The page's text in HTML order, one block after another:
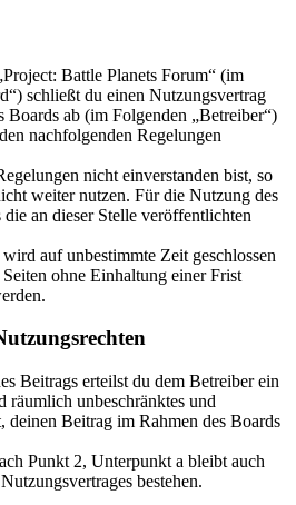
Battle Planets Forum“ (im
schließt du einen Nutzungsvertrag
Boards ab (im Folgenden „Betreiber“)
nachfolgenden Regelungen
nicht einverstanden bist, so
weiter nutzen. Für die Nutzung des
an dieser Stelle veröffentlichten
auf unbestimmte Zeit geschlossen
ohne Einhaltung einer Frist
Beitrags erteilst du dem Betreiber ein
räumlich unbeschränktes und
deinen Beitrag im Rahmen des Boards
Punkt 2, Unterpunkt a bleibt auch
bestehen.